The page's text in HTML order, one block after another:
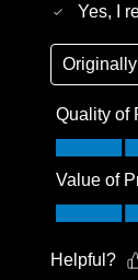
Yes, I
Quality of
Quality of
Value of
Value of
Helpful?